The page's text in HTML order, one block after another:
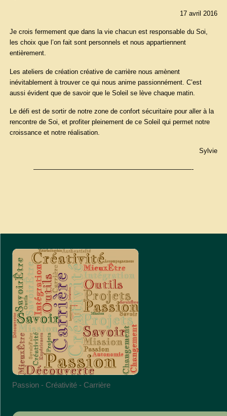
17 avril 2016
Je crois fermement que dans la vie chacun est responsable du Soi,
les choix que l’on fait sont personnels et nous appartiennent
entièrement.
Les ateliers de création créative de carrière nous amènent
inévitablement à trouver ce qui nous anime passionnément. C’est
aussi évident que de savoir que le Soleil se lève chaque matin.
Le défi est de sortir de notre zone de confort sécuritaire pour aller à la
rencontre de Soi, et profiter pleinement de ce Soleil qui permet notre
croissance et notre réalisation.
Sylvie
————————————————————————-
Passion - Créativité - Carrière